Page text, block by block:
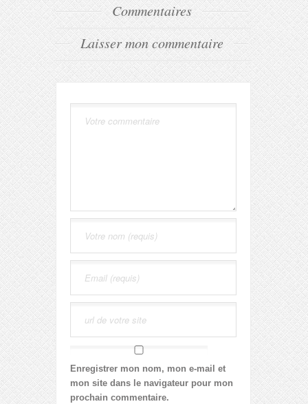
Commentaires
Laisser mon commentaire
Enregistrer mon nom, mon e-mail et
mon site dans le navigateur pour mon
prochain commentaire.